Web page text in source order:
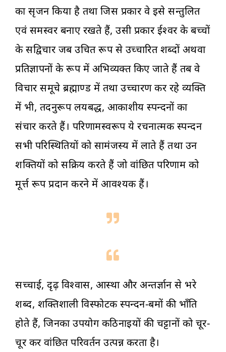
का सृजन किया है तथा जिस प्रकार वे इसे सन्तुलित
एवं समस्वर बनाए रखते हैं, उसी प्रकार ईश्वर के बच्चों
के सद्विचार जब उचित रूप से उच्चारित शब्दों अथवा
प्रतिज्ञापनों के रूप में अभिव्यक्त किए जाते हैं तब वे
विचार समूचे ब्रह्माण्ड में तथा उच्चारण कर रहे व्यक्ति
में भी, तदनुरूप लयबद्ध, आकाशीय स्पन्दनों का
संचार करते हैं। परिणामस्वरूप ये रचनात्मक स्पन्दन
सभी परिस्थितियों को सामंजस्य में लाते हैं तथा उन
शक्तियों को सक्रिय करते हैं जो वांछित परिणाम को
मूर्त्त रूप प्रदान करने में आवश्यक हैं।
सच्चाई, दृढ़ विश्वास, आस्था और अन्तर्ज्ञान से भरे
शब्द, शक्तिशाली विस्फोटक स्पन्दन-बमों की भाँति
होते हैं, जिनका उपयोग कठिनाइयों की चट्टानों को चूर-
चूर कर वांछित परिवर्तन उत्पन्न करता है।